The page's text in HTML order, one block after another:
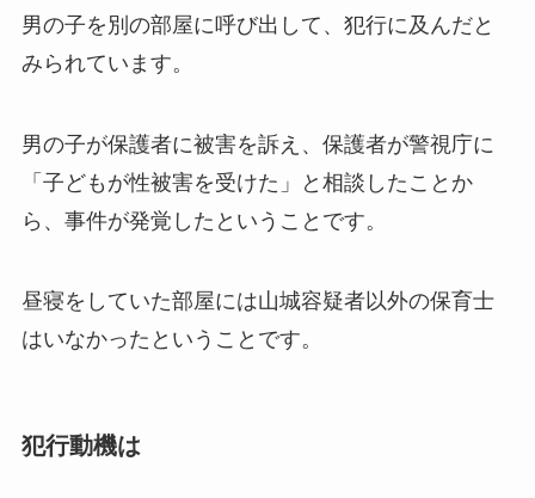
男の子を別の部屋に呼び出して、犯行に及んだと
みられています。
男の子が保護者に被害を訴え、保護者が警視庁に
「子どもが性被害を受けた」と相談したことか
ら、事件が発覚したということです。
昼寝をしていた部屋には山城容疑者以外の保育士
はいなかったということです。
犯行動機は